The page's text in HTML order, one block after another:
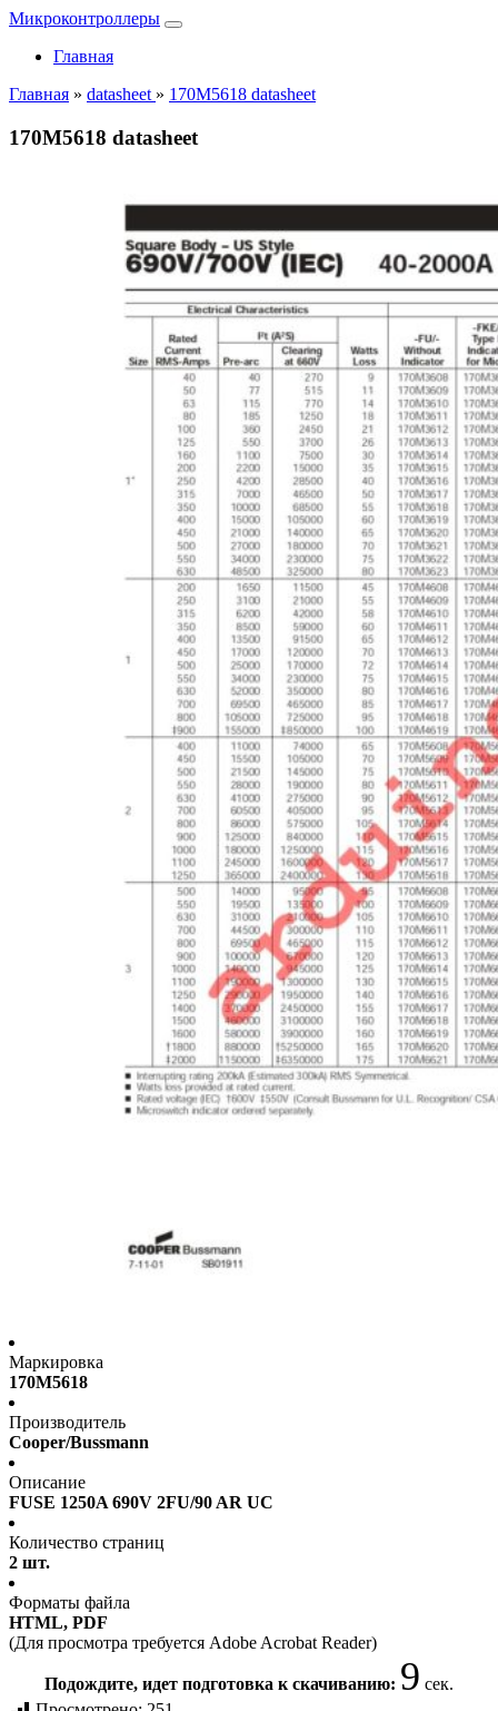
Микроконтроллеры
Главная
Главная » datasheet » 170M5618 datasheet
170M5618 datasheet
Маркировка
170M5618
Производитель
Cooper/Bussmann
Описание
FUSE 1250A 690V 2FU/90 AR UC
Количество страниц
2 шт.
Форматы файла
HTML, PDF
(Для просмотра требуется Adobe Acrobat Reader)
Подождите, идет подготовка к скачиванию: 9 сек.